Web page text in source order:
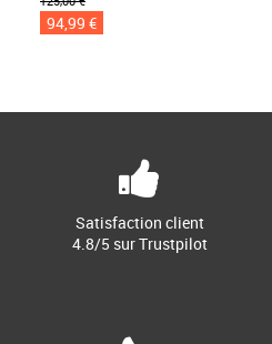
94,99 €
Satisfaction client
4.8/5 sur Trustpilot